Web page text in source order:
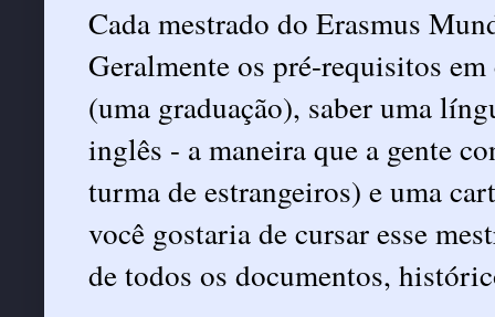
Cada mestrado do Erasmus
Geralmente os pré-requisitos
(uma graduação), saber uma
inglês - a maneira que a gente
turma de estrangeiros) e uma
você gostaria de cursar esse
de todos os documentos,